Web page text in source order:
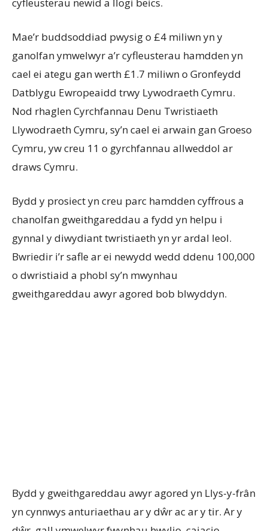
Mae’r buddsoddiad pwysig o £4 miliwn yn y
ganolfan ymwelwyr a’r cyfleusterau hamdden yn
cael ei ategu gan werth £1.7 miliwn o Gronfeydd
Datblygu Ewropeaidd trwy Lywodraeth Cymru.
Nod rhaglen Cyrchfannau Denu Twristiaeth
Llywodraeth Cymru, sy’n cael ei arwain gan Groeso
Cymru, yw creu 11 o gyrchfannau allweddol ar
draws Cymru.
Bydd y prosiect yn creu parc hamdden cyffrous a
chanolfan gweithgareddau a fydd yn helpu i
gynnal y diwydiant twristiaeth yn yr ardal leol.
Bwriedir i’r safle ar ei newydd wedd ddenu 100,000
o dwristiaid a phobl sy’n mwynhau
gweithgareddau awyr agored bob blwyddyn.
Bydd y gweithgareddau awyr agored yn Llys-y-frân
yn cynnwys anturiaethau ar y dŵr ac ar y tir. Ar y